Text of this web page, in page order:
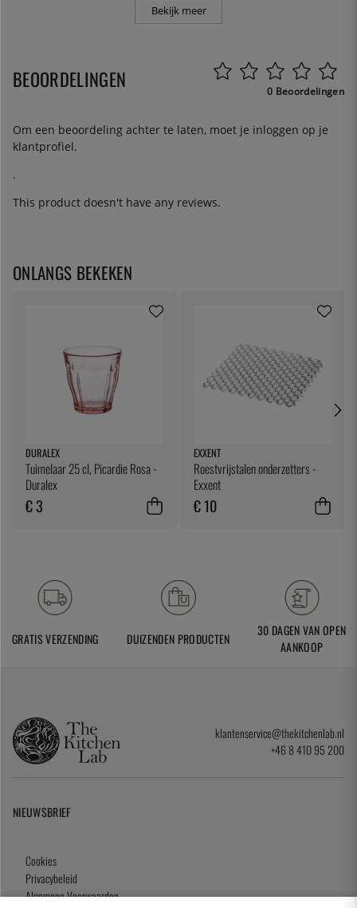
Bekijk meer
BEOORDELINGEN 0 Beoordelingen
Om een beoordeling achter te laten, moet je inloggen op je
klantprofiel.
.
This product doesn't have any reviews.
ONLANGS BEKEKEN
DURALEX
Tuimelaar 25 cl, Picardie Rosa -
Duralex
€ 3
EXXENT
Roestvrijstalen onderzetters -
Exxent
€ 10
GRATIS VERZENDING DUIZENDEN PRODUCTEN
30 DAGEN VAN OPEN
AANKOOP
klantenservice@thekitchenlab.nl
+46 8 410 95 200
NIEUWSBRIEF
Cookies
Privacybeleid
Algemene Voorwaarden